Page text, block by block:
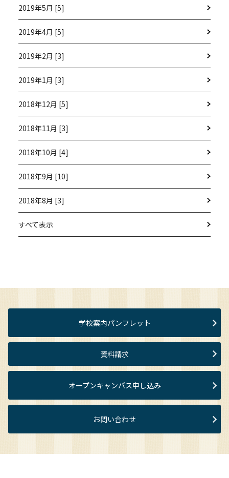
2019年5月 [5]
2019年4月 [5]
2019年2月 [3]
2019年1月 [3]
2018年12月 [5]
2018年11月 [3]
2018年10月 [4]
2018年9月 [10]
2018年8月 [3]
すべて表示
学校案内パンフレット
資料請求
オープンキャンパス申し込み
お問い合わせ